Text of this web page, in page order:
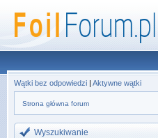
Wątki bez odpowiedzi | Aktywne wątki
Strona główna forum
Wyszukiwanie